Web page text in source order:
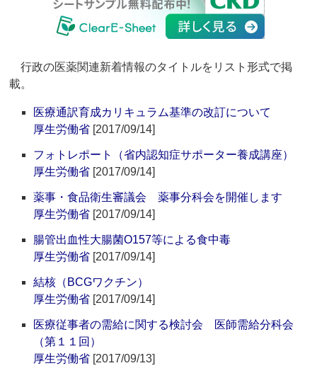
行政の医薬関連新着情報のタイトルをリスト形式で掲
載。
医療通訳育成カリキュラム基準の改訂について
厚生労働省 [2017/09/14]
フォトレポート（省内認知症サポーター養成講座）
厚生労働省 [2017/09/14]
薬事・食品衛生審議会 薬事分科会を開催します
厚生労働省 [2017/09/14]
腸管出血性大腸菌O157等による食中毒
厚生労働省 [2017/09/14]
結核（BCGワクチン）
厚生労働省 [2017/09/14]
医療従事者の需給に関する検討会 医師需給分科会
（第１１回）
厚生労働省 [2017/09/13]